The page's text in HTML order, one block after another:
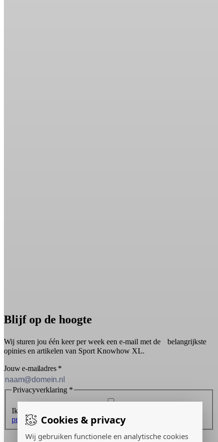
Cookies & privacy
Wij gebruiken functionele en analytische cookies
Blijf op de hoogte
Wij sturen jou één keer per week een e-mail met de belangrijkste
opinies en artikelen van Sport Knowhow XL.
Jouw e-mailadres *
Privacyverklaring *
Ik ontvang graag de nieuwsbrief en ga akkoord met de
privacyverklaring.
Inschrijven